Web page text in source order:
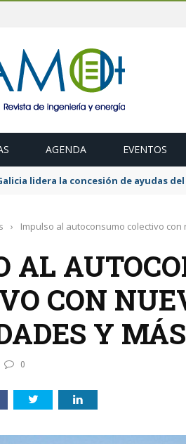
AGENDA EVENTOS
MITECO prepara una subasta de
› Impulso al autoconsumo colectivo
AL
CON
Y
0